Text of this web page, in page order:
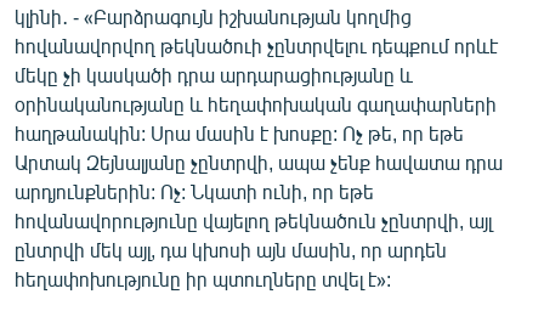
կլինի․ - «Բարձրագույն իշխանության կողմից
հովանավորվող թեկնածուի չընտրվելու դեպքում որևէ
մեկը չի կասկածի դրա արդարացիությանը և
օրինականությանը և հեղափոխական գաղափարների
հաղթանակին: Սրա մասին է խոսքը: Ոչ թե, որ եթե
Արտակ Զեյնալյանը չընտրվի, ապա չենք հավատա դրա
արդյունքներին: Ոչ: Նկատի ունի, որ եթե
հովանավորությունը վայելող թեկնածուն չընտրվի, այլ
ընտրվի մեկ այլ, դա կխոսի այն մասին, որ արդեն
հեղափոխությունը իր պտուղները տվել է»: